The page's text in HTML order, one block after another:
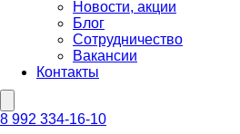
Новости, акции
Блог
Сотрудничество
Вакансии
Контакты
8 992 334-16-10